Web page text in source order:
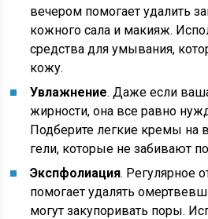
вечером помогает удалить
кожного сала и макияж.
средства для умывания,
кожу.
Увлажнение. Даже если
жирности, она все равно
Подберите легкие кремы на
гели, которые не забивают
Экспфолиация. Регулярное
помогает удалять
могут закупоривать поры.